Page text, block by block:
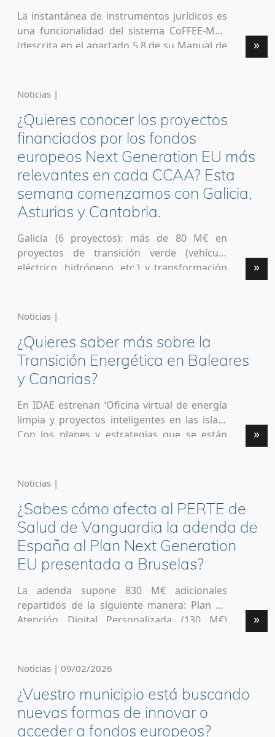
La instantánea de instrumentos jurídicos es
una funcionalidad del sistema CoFFEE-MRR
(descrita en el apartado 5.8 de su Manual de
cumplimiento de un hito u objetivo del Plan,
ya sea un Hito de Gestión Crítico (HGC) o un
Hito Auxiliar de Definición (HAD). Su finalidad
[…]
»
Noticias |
¿Quieres conocer los proyectos
financiados por los fondos
europeos Next Generation EU más
relevantes en cada CCAA? Esta
semana comenzamos con Galicia,
Asturias y Cantabria.
Galicia (6 proyectos): más de 80 M€ en
proyectos de transición verde (vehículo
eléctrico, hidrógeno, etc.) y transformación
transición verde (hidrógeno, etc.) y
transformación digital. Cantabria (1
proyecto): más de 3 M€ en un proyecto de
transición verde.
https://www.linkedin.com/posts/javierrobled
o7_nextgenerationeu-innovation-
pureinnovation-activity-
7048583636417163264-0lLQ/?
utm_source=share&utm_medium=member_
»
Noticias |
¿Quieres saber más sobre la
Transición Energética en Baleares
y Canarias?
En IDAE estrenan ‘Oficina virtual de energía
limpia y proyectos inteligentes en las islas’.
Con los planes y estrategias que se están
características propias. Y si tienes dudas o
necesitas más información, escribe a
oficinaislas@idae.es.
https://www.idae.es/oficina-tecnica-de-
energia-limpia-y-proyectos-inteligentes-en-
las-islas
»
Noticias |
¿Sabes cómo afecta al PERTE de
Salud de Vanguardia la adenda de
España al Plan Next Generation
EU presentada a Bruselas?
La adenda supone 830 M€ adicionales
repartidos de la siguiente manera: Plan de
Atención Digital Personalizada (130 M€)
Investigación clínica (45 M€) Capacidades
industriales a través de IPCEI (150 M€) Nueva
línea de financiación a empresas de salud
(298 M€) Otros Este será […]
»
Noticias | 09/02/2026
¿Vuestro municipio está buscando
nuevas formas de innovar o
acceder a fondos europeos?